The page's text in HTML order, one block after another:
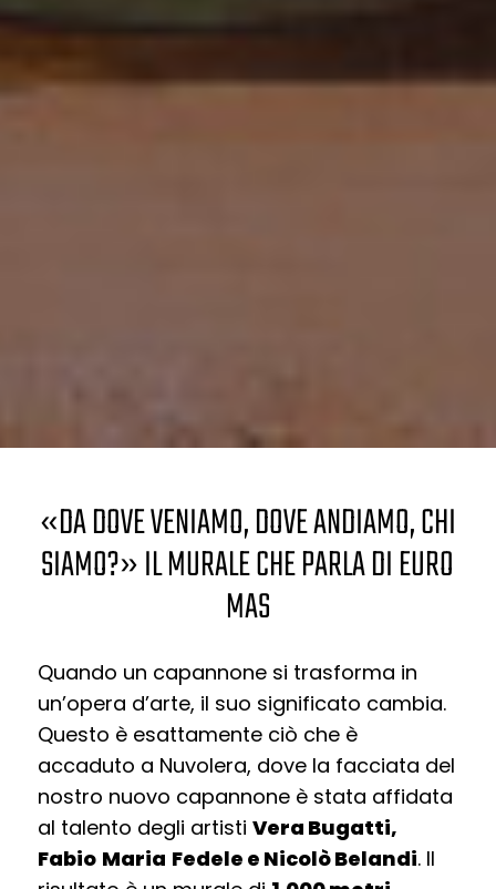
«DA DOVE VENIAMO, DOVE ANDIAMO, CHI
SIAMO?» IL MURALE CHE PARLA DI EURO
MAS
Quando un capannone si trasforma in
un’opera d’arte, il suo significato cambia.
Questo è esattamente ciò che è
accaduto a Nuvolera, dove la facciata del
nostro nuovo capannone è stata affidata
al talento degli artisti Vera Bugatti,
Fabio Maria Fedele e Nicolò Belandi. Il